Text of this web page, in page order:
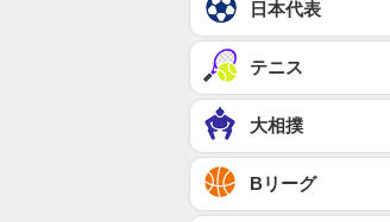
日本代表
テニス
大相撲
Bリーグ